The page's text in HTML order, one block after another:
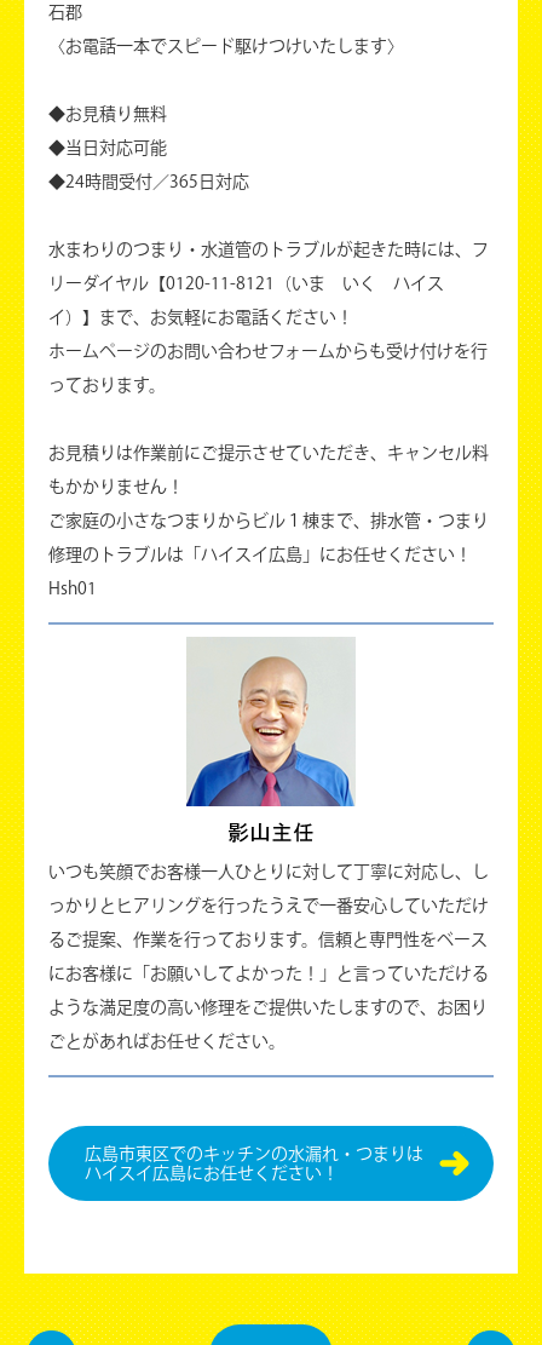
石郡
〈お電話一本でスピード駆けつけいたします〉
◆お見積り無料
◆当日対応可能
◆24時間受付／365日対応
水まわりのつまり・水道管のトラブルが起きた時には、フ
リーダイヤル【0120-11-8121（いま いく ハイス
イ）】まで、お気軽にお電話ください！
ホームページのお問い合わせフォームからも受け付けを行
っております。
お見積りは作業前にご提示させていただき、キャンセル料
もかかりません！
ご家庭の小さなつまりからビル１棟まで、排水管・つまり
修理のトラブルは「ハイスイ広島」にお任せください！
Hsh01
いつも笑顔でお客様一人ひとりに対して丁寧に対応し、し
っかりとヒアリングを行ったうえで一番安心していただけ
るご提案、作業を行っております。信頼と専門性をベース
にお客様に「お願いしてよかった！」と言っていただける
ような満足度の高い修理をご提供いたしますので、お困り
ごとがあればお任せください。
広島市東区でのキッチンの水漏れ・つまりは
ハイスイ広島にお任せください！